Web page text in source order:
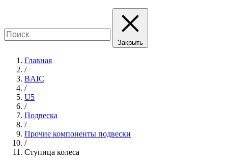
Закрыть
Главная
/
BAIC
/
U5
/
Подвеска
/
Прочие компоненты подвески
/
Ступица колеса